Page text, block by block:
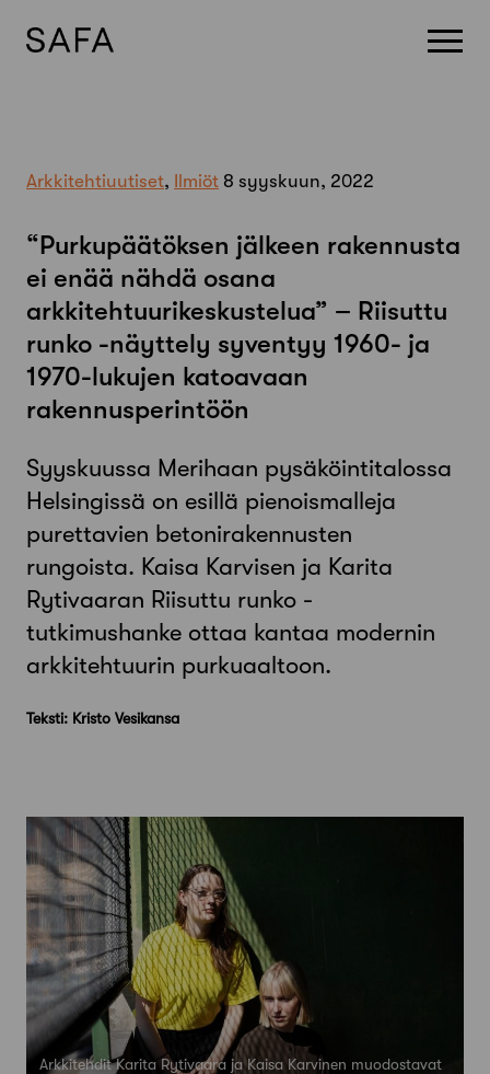
Arkkitehtiuutiset, Ilmiöt 8 syyskuun, 2022
“Purkupäätöksen jälkeen rakennusta
ei enää nähdä osana
arkkitehtuurikeskustelua” – Riisuttu
runko -näyttely syventyy 1960- ja
1970-lukujen katoavaan
rakennusperintöön
Syyskuussa Merihaan pysäköintitalossa
Helsingissä on esillä pienoismalleja
purettavien betonirakennusten
rungoista. Kaisa Karvisen ja Karita
Rytivaaran Riisuttu runko -
tutkimushanke ottaa kantaa modernin
arkkitehtuurin purkuaaltoon.
Teksti: Kristo Vesikansa
Arkkitehdit Karita Rytivaara ja Kaisa Karvinen muodostavat